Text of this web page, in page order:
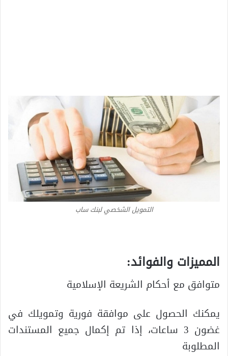
التمويل الشخصي لبنك ساب
المميزات والفوائد:
متوافق مع أحكام الشريعة الإسلامية
يمكنك الحصول على موافقة فورية وتمويلك في
غضون 3 ساعات، إذا تم إكمال جميع المستندات
المطلوبة